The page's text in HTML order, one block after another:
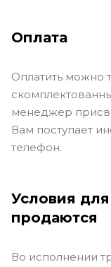
Оплата
Оплатить можно
менеджер
Вам поступает
телефон.
Условия
продаются
Во исполнении